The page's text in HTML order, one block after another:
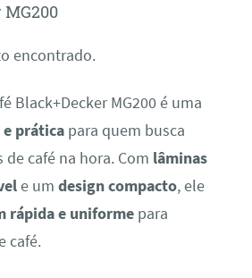
MG200
encontrado.
Black+Decker MG200 é uma
e práticapara quem busca
de café na hora. Com lâminas
e um design compacto, ele
rápida e uniformepara
café.